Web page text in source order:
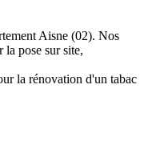
Aisne (02). Nos
la pose sur site,
la rénovation d'un tabac